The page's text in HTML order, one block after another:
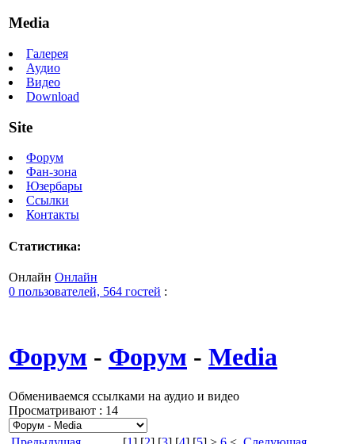
Media
Галерея
Аудио
Видео
Download
Site
Форум
Фан-зона
Юзербары
Ссылки
Контакты
Статистика:
Онлайн Онлайн
0 пользователей, 564 гостей :
Форум - Форум - Media
Обмениваемся ссылками на аудио и видео
Просматривают : 14